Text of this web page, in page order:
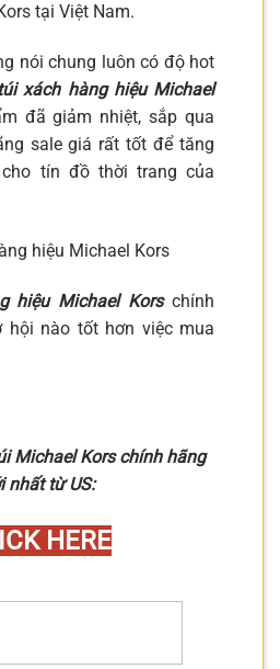
tại Việt Nam.
nói chung luôn có độ hot
túi xách hàng hiệu Michael
đã giảm nhiệt, sắp qua
sale giá rất tốt để tăng
tín đồ thời trang của
hiệu Michael Korschính
hội nào tốt hơn việc mua
Michael Kors chính hãng
nhất từ US:
HERE